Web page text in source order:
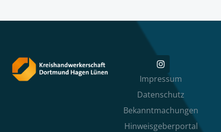
Impressum
Datenschutz
Bekanntmachungen
Hinweisgeberportal